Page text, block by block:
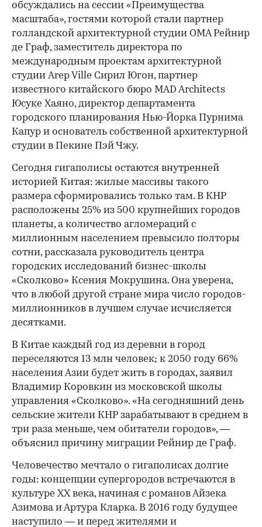
обсуждались на сессии «Преимущества
масштаба», гостями которой стали партнер
голландской архитектурной студии OMA Рейнир
де Граф, заместитель директора по
международным проектам архитектурной
студии Arep Ville Сирил Югон, партнер
известного китайского бюро MAD Architects
Юсуке Хаяно, директор департамента
городского планирования Нью-Йорка Пурнима
Капур и основатель собственной архитектурной
студии в Пекине Пэй Чжу.
Сегодня гигаполисы остаются внутренней
историей Китая: жилые массивы такого
размера сформировались только там. В КНР
расположены 25% из 500 крупнейших городов
планеты, а количество агломераций с
миллионным населением превысило полторы
сотни, рассказала руководитель центра
городских исследований бизнес-школы
«Сколково» Ксения Мокрушина. Она уверена,
что в любой другой стране мира число городов-
миллионников в лучшем случае исчисляется
десятками.
В Китае каждый год из деревни в город
переселяются 13 млн человек; к 2050 году 66%
населения Азии будет жить в городах, заявил
Владимир Коровкин из московской школы
управления «Сколково». «На сегодняшний день
сельские жители КНР зарабатывают в среднем в
три раза меньше, чем обитатели городов», —
объяснил причину миграции Рейнир де Граф.
Человечество мечтало о гигаполисах долгие
годы: концепции супергородов встречаются в
культуре XX века, начиная с романов Айзека
Азимова и Артура Кларка. В 2016 году будущее
наступило — и перед жителями и